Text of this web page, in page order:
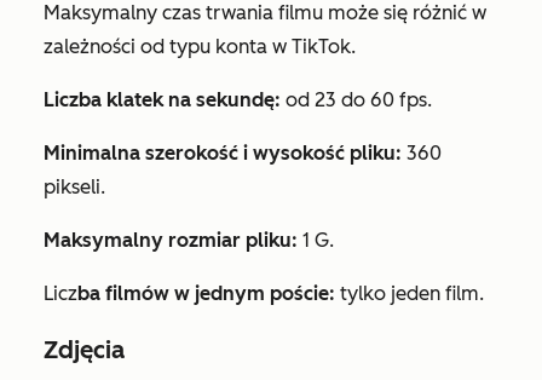
Maksymalny czas trwania filmu może się różnić w
zależności od typu konta w TikTok.
Liczba klatek na sekundę: od 23 do 60 fps.
Minimalna szerokość i wysokość pliku: 360
pikseli.
Maksymalny rozmiar pliku: 1 G.
Liczba filmów w jednym poście: tylko jeden film.
Zdjęcia